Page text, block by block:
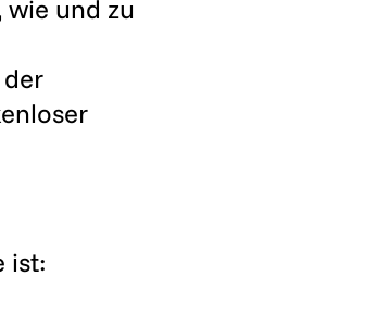
und zu
ist: